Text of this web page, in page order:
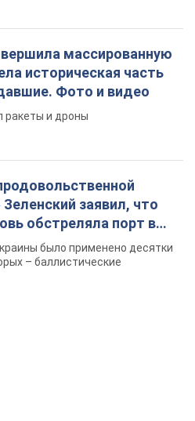
массированную
историческая часть
Фото и видео
ракеты и дроны
заявил, что
обстреляла порт в
было применено десятки
– баллистические